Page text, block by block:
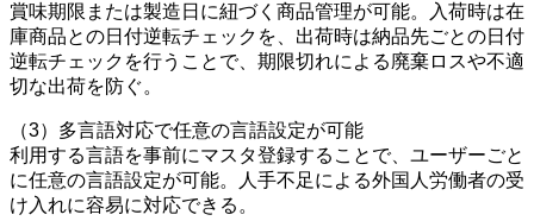
賞味期限または製造日に紐づく商品管理が可能。入荷時は在
庫商品との日付逆転チェックを、出荷時は納品先ごとの日付
逆転チェックを行うことで、期限切れによる廃棄ロスや不適
切な出荷を防ぐ。
（3）多言語対応で任意の言語設定が可能
利用する言語を事前にマスタ登録することで、ユーザーごと
に任意の言語設定が可能。人手不足による外国人労働者の受
け入れに容易に対応できる。